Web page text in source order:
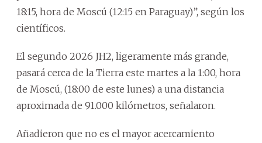
18:15, hora de Moscú (12:15 en Paraguay)”, según los
científicos.
El segundo 2026 JH2, ligeramente más grande,
pasará cerca de la Tierra este martes a la 1:00, hora
de Moscú, (18:00 de este lunes) a una distancia
aproximada de 91.000 kilómetros, señalaron.
Añadieron que no es el mayor acercamiento